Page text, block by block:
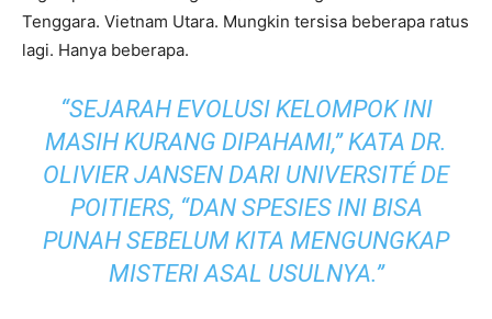
Tenggara. Vietnam Utara. Mungkin tersisa beberapa ratus
lagi. Hanya beberapa.
“SEJARAH EVOLUSI KELOMPOK INI
MASIH KURANG DIPAHAMI,” KATA DR.
OLIVIER JANSEN DARI UNIVERSITÉ DE
POITIERS, “DAN SPESIES INI BISA
PUNAH SEBELUM KITA MENGUNGKAP
MISTERI ASAL USULNYA.”